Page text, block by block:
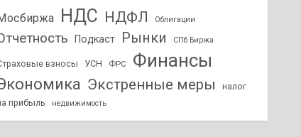
НДС НДФЛ Облигации
Подкаст Рынки СПб Биржа
взносы УСН ФРС Финансы
Экстренные меры
налог
прибыль
недвижимость